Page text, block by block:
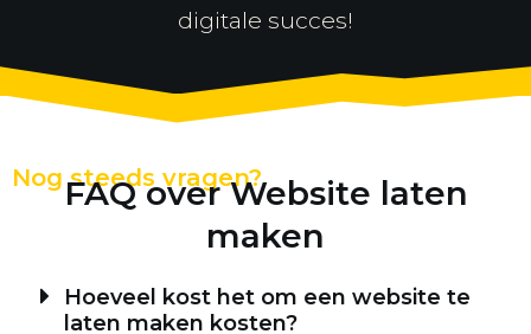
digitale succes!
Nog steeds vragen?
FAQ over Website laten
maken
Hoeveel kost het om een website te
laten maken kosten?